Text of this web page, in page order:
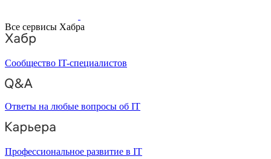
Все сервисы Хабра
Сообщество IT-специалистов
Ответы на любые вопросы об IT
Профессиональное развитие в IT